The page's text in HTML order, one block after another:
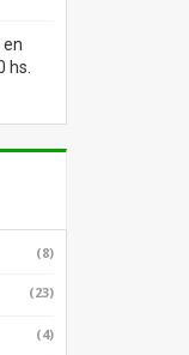
en
hs.
(8)
(23)
(4)